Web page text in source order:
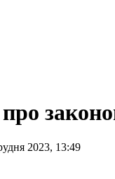
2023, 13:49